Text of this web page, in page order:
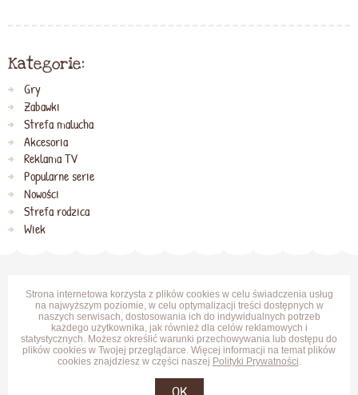
Kategorie:
Gry
Zabawki
Strefa malucha
Akcesoria
Reklama TV
Popularne serie
Nowości
Strefa rodzica
Wiek
Strona internetowa korzysta z plików cookies w celu świadczenia usług
na najwyższym poziomie, w celu optymalizacji treści dostępnych w
naszych serwisach, dostosowania ich do indywidualnych potrzeb
każdego użytkownika, jak również dla celów reklamowych i
statystycznych. Możesz określić warunki przechowywania lub dostępu do
plików cookies w Twojej przeglądarce. Więcej informacji na temat plików
cookies znajdziesz w części naszej Polityki Prywatności.